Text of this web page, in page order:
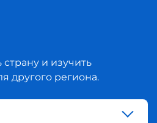
и изучить
другого региона.